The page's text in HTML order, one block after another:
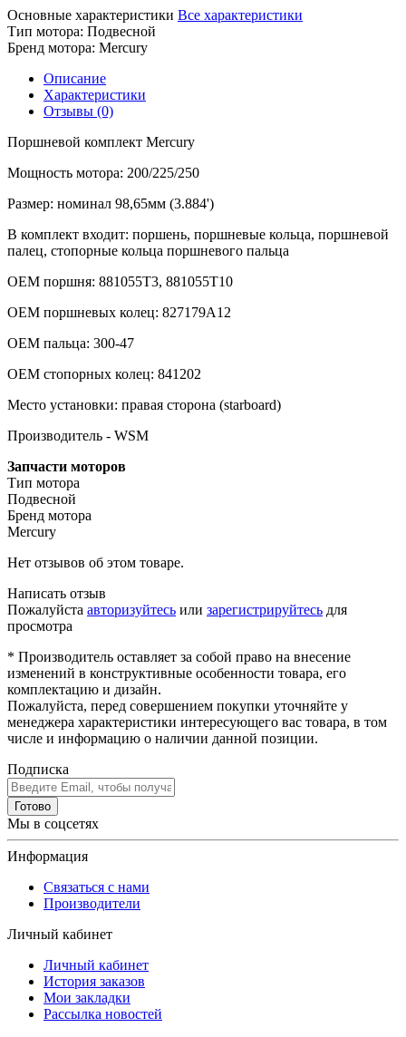
Основные характеристики Все характеристики
Тип мотора: Подвесной
Бренд мотора: Mercury
Описание
Характеристики
Отзывы (0)
Поршневой комплект Mercury
Мощность мотора: 200/225/250
Размер: номинал 98,65мм (3.884')
В комплект входит: поршень, поршневые кольца, поршневой
палец, стопорные кольца поршневого пальца
OEM поршня: 881055T3, 881055T10
OEM поршневых колец: 827179A12
OEM пальца: 300-47
OEM стопорных колец: 841202
Место установки: правая сторона (starboard)
Производитель - WSM
Запчасти моторов
Тип мотора
Подвесной
Бренд мотора
Mercury
Нет отзывов об этом товаре.
Написать отзыв
Пожалуйста авторизуйтесь или зарегистрируйтесь для
просмотра
* Производитель оставляет за собой право на внесение
изменений в конструктивные особенности товара, его
комплектацию и дизайн.
Пожалуйста, перед совершением покупки уточняйте у
менеджера характеристики интересующего вас товара, в том
числе и информацию о наличии данной позиции.
Подписка
Готово
Мы в соцсетях
Информация
Связаться с нами
Производители
Личный кабинет
Личный кабинет
История заказов
Мои закладки
Рассылка новостей